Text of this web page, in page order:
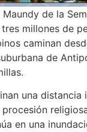
de la
millones de
caminan
de
una distancia
procesión
en una